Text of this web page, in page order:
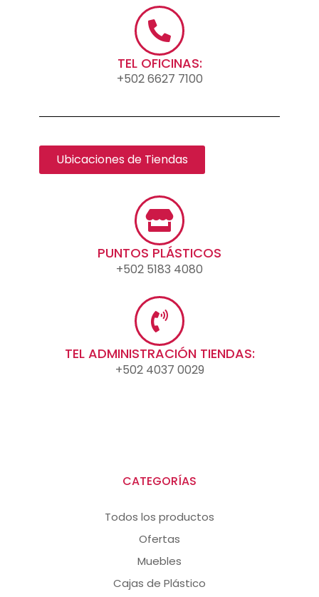
TEL OFICINAS:
+502 6627 7100
Ubicaciones de Tiendas
PUNTOS PLÁSTICOS
+502 5183 4080
TEL ADMINISTRACIÓN TIENDAS:
+502 4037 0029
CATEGORÍAS
Todos los productos
Ofertas
Muebles
Cajas de Plástico